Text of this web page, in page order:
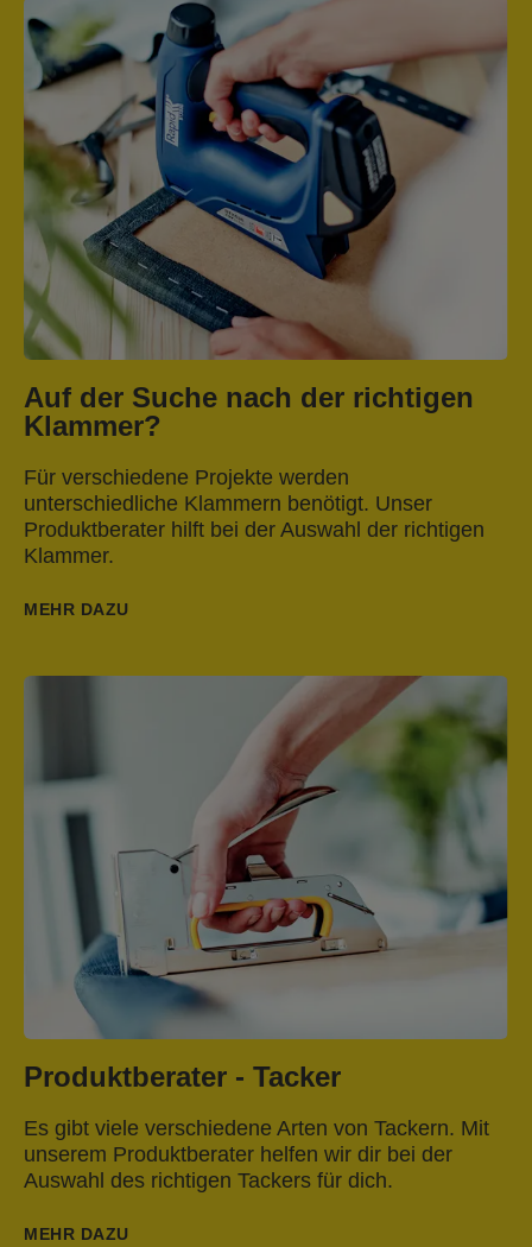
Auf der Suche nach der richtigen
Klammer?
Für verschiedene Projekte werden
unterschiedliche Klammern benötigt. Unser
Produktberater hilft bei der Auswahl der richtigen
Klammer.
MEHR DAZU
Produktberater - Tacker
Es gibt viele verschiedene Arten von Tackern. Mit
unserem Produktberater helfen wir dir bei der
Auswahl des richtigen Tackers für dich.
MEHR DAZU